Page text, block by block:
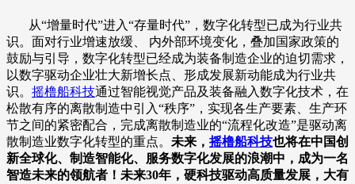
从“增量时代”进入“存量时代”，数字化转型已成为行业共
识。面对行业增速放缓、 内外部环境变化，叠加国家政策的
鼓励与引导，数字化转型已经成为装备制造企业的迫切需求，
以数字驱动企业壮大新增长点、形成发展新动能成为行业共
识。 摇橹船科技通过智能视觉产品及装备融入数字化技术，在
松散有序的离散制造中引入“秩序”，实现各生产要素、生产环
节之间的紧密配合，完成离散制造业的“流程化改造”是驱动离
散制造业数字化转型的重点。 未来， 摇橹船科技也将在中国创
新全球化、制造智能化、服务数字化发展的浪潮中，成为一名
智造未来的领航者！未来30年，硬科技驱动高质量发展，大有